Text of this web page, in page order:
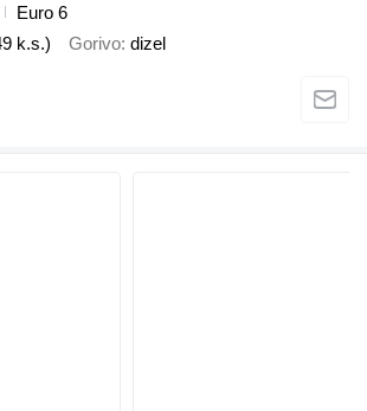
Euro 6
k.s.) Gorivo dizel